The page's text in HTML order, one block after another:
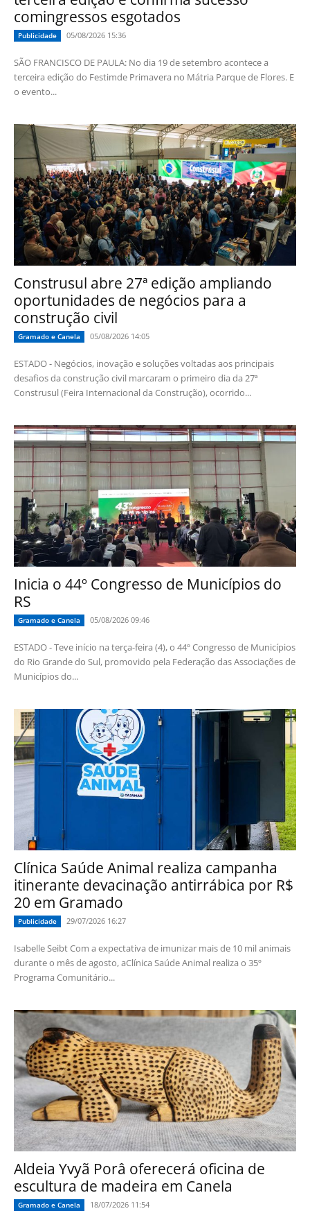
comingressos esgotados
Publicidade 05/08/2026 15:36
SÃO FRANCISCO DE PAULA: No dia 19 de setembro acontece a
terceira edição do Festimde Primavera no Mátria Parque de Flores. E
o evento...
Construsul abre 27ª edição ampliando
oportunidades de negócios para a
construção civil
Gramado e Canela 05/08/2026 14:05
ESTADO - Negócios, inovação e soluções voltadas aos principais
desafios da construção civil marcaram o primeiro dia da 27ª
Construsul (Feira Internacional da Construção), ocorrido...
Inicia o 44º Congresso de Municípios do
RS
Gramado e Canela 05/08/2026 09:46
ESTADO - Teve início na terça-feira (4), o 44º Congresso de Municípios
do Rio Grande do Sul, promovido pela Federação das Associações de
Municípios do...
Clínica Saúde Animal realiza campanha
itinerante devacinação antirrábica por R$
20 em Gramado
Publicidade 29/07/2026 16:27
Isabelle Seibt Com a expectativa de imunizar mais de 10 mil animais
durante o mês de agosto, aClínica Saúde Animal realiza o 35º
Programa Comunitário...
Aldeia Yvyã Porâ oferecerá oficina de
escultura de madeira em Canela
Gramado e Canela 18/07/2026 11:54